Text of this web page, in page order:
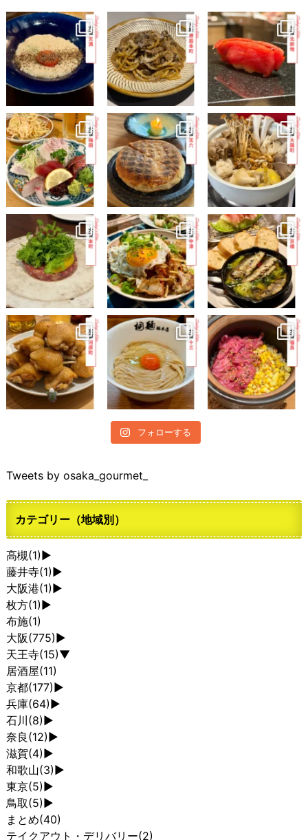
フォローする
Tweets by osaka_gourmet_
カテゴリー（地域別）
高槻(1) ►
藤井寺(1) ►
大阪港(1) ►
枚方(1) ►
布施(1)
大阪(775) ►
天王寺(15)▼
居酒屋(11)
京都(177) ►
兵庫(64) ►
石川 (8) ►
奈良 (12) ►
滋賀(4) ►
和歌山(3) ►
東京(5) ►
鳥取(5) ►
まとめ(40)
テイクアウト・デリバリー(2)